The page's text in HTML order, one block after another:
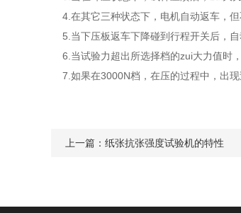
4.在其它三种状态下，电机自动返车，但
5.当下压板返车下降碰到行程开关后，自
6.当试验力超出所选择档的zui大力值时
7.如果在3000N档，在压的过程中，出
上一篇： 纸张抗张强度试验机的特性